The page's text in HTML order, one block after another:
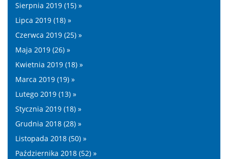
Sierpnia 2019 (15) »
Lipca 2019 (18) »
Czerwca 2019 (25) »
Maja 2019 (26) »
Kwietnia 2019 (18) »
Marca 2019 (19) »
Lutego 2019 (13) »
Stycznia 2019 (18) »
Grudnia 2018 (28) »
Listopada 2018 (50) »
Października 2018 (52) »